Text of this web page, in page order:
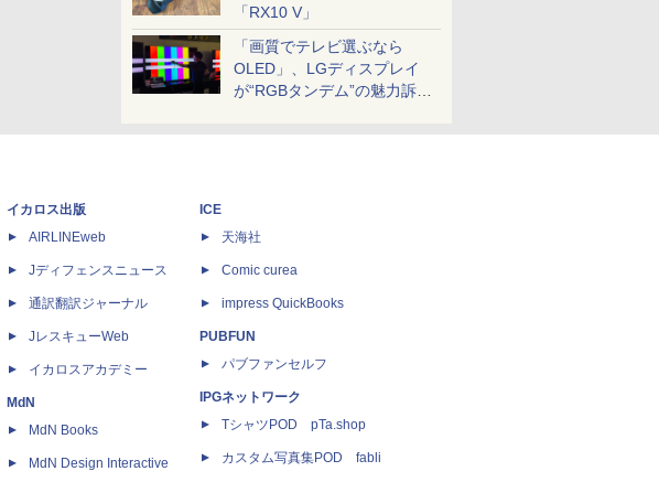
「RX10 V」
「画質でテレビ選ぶなら
OLED」、LGディスプレイ
が“RGBタンデム”の魅力訴
イカロス出版
AIRLINEweb
Jディフェンスニュース
通訳翻訳ジャーナル
JレスキューWeb
イカロスアカデミー
MdN
MdN Books
MdN Design Interactive
ICE
天海社
Comic curea
impress QuickBooks
PUBFUN
パブファンセルフ
IPGネットワーク
TシャツPOD pTa.shop
カスタム写真集POD fabli